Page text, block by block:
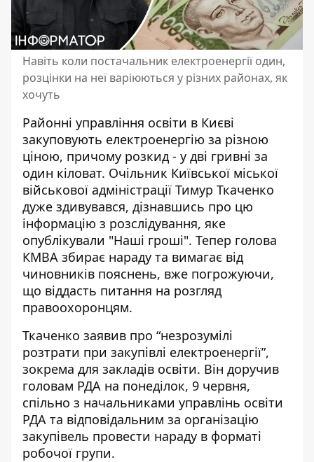
Навіть коли постачальник електроенергії один,
розцінки на неї варіюються у різних районах, як
хочуть
Районні управління освіти в Києві
закуповують електроенергію за різною
ціною, причому розкид - у дві гривні за
один кіловат. Очільник Київської міської
військової адміністрації Тимур Ткаченко
дуже здивувався, дізнавшись про цю
інформацію з розслідування, яке
опублікували "Наші гроші". Тепер голова
КМВА збирає нараду та вимагає від
чиновників пояснень, вже погрожуючи,
що віддасть питання на розгляд
правоохоронцям.
Ткаченко заявив про “незрозумілі
розтрати при закупівлі електроенергії”,
зокрема для закладів освіти. Він доручив
головам РДА на понеділок, 9 червня,
спільно з начальниками управлінь освіти
РДА та відповідальним за організацію
закупівель провести нараду в форматі
робочої групи.